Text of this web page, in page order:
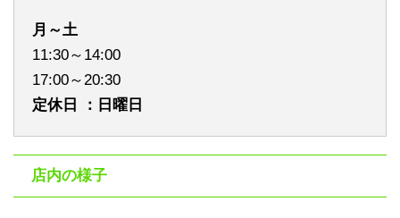
月～土
11:30～14:00
17:00～20:30
定休日 ：日曜日
店内の様子